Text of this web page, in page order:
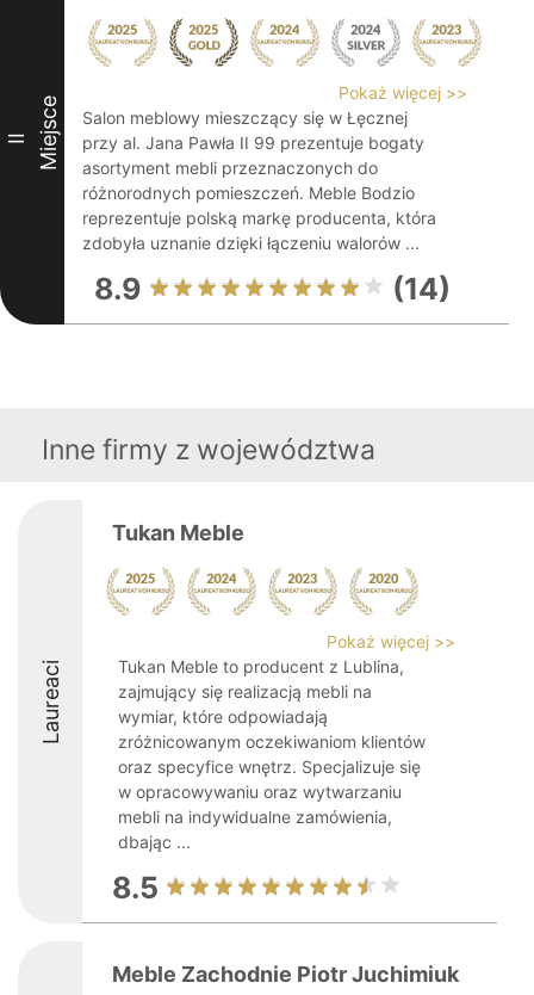
II Miejsce
Pokaż więcej >>
Salon meblowy mieszczący się w Łęcznej
przy al. Jana Pawła II 99 prezentuje bogaty
asortyment mebli przeznaczonych do
różnorodnych pomieszczeń. Meble Bodzio
reprezentuje polską markę producenta, która
zdobyła uznanie dzięki łączeniu walorów ...
8.9 (14)
Inne firmy z województwa
Laureaci
Tukan Meble
Pokaż więcej >>
Tukan Meble to producent z Lublina,
zajmujący się realizacją mebli na
wymiar, które odpowiadają
zróżnicowanym oczekiwaniom klientów
oraz specyfice wnętrz. Specjalizuje się
w opracowywaniu oraz wytwarzaniu
mebli na indywidualne zamówienia,
dbając ...
8.5
Meble Zachodnie Piotr Juchimiuk